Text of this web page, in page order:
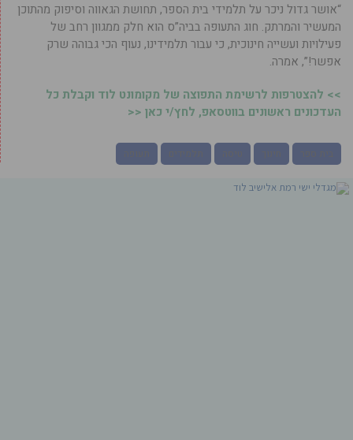
“אושר גדול ניכר על תלמידי בית הספר, תחושת הגאווה וסיפוק מהתוכן
המעשיר והמרתק. חוג התעופה בביה”ס הוא חלק ממגוון רחב של
פעילויות ועשייה חינוכית, כי עבור תלמידינו, נעוף הכי גבוהה שרק
אפשר!”, אמרה.
>> להצטרפות לרשימת התפוצה של מקומונט לוד וקבלת כל
העדכונים ראשונים בווטסאפ, לחץ/י כאן <<